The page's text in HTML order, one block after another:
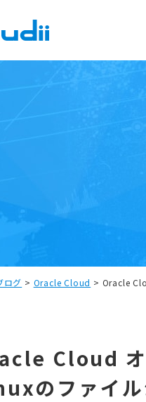
ログ > Oracle Cloud > Oracle
Cloud オ
のファイル